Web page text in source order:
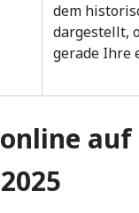
dem
dargestellt,
gerade Ihre